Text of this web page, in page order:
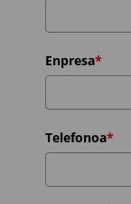
Enpresa*
Telefonoa*